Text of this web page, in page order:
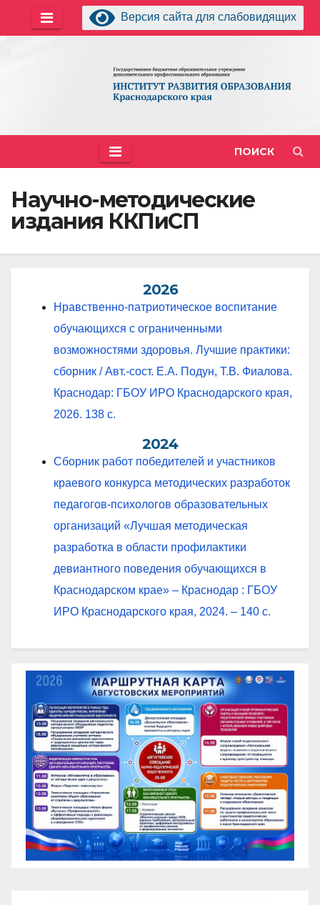
Версия сайта для слабовидящих
ПОИСК
Научно-методические
издания ККПиСП
2026
Нравственно-патриотическое воспитание
обучающихся с ограниченными
возможностями здоровья. Лучшие практики:
сборник / Авт.-сост. Е.А. Подун, Т.В. Фиалова.
Краснодар: ГБОУ ИРО Краснодарского края,
2026. 138 с.
2024
Cборник работ победителей и участников
краевого конкурса методических разработок
педагогов-психологов образовательных
организаций «Лучшая методическая
разработка в области профилактики
девиантного поведения обучающихся в
Краснодарском крае» – Краснодар : ГБОУ
ИРО Краснодарского края, 2024. – 140 с.